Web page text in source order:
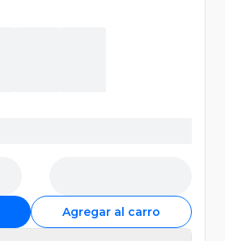
Agregar al carro